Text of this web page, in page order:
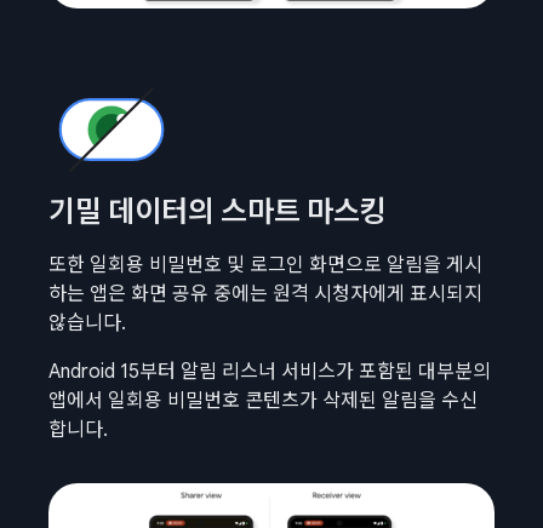
기밀 데이터의 스마트 마스킹
또한 일회용 비밀번호 및 로그인 화면으로 알림을 게시
하는 앱은 화면 공유 중에는 원격 시청자에게 표시되지
않습니다.
Android 15부터 알림 리스너 서비스가 포함된 대부분의
앱에서 일회용 비밀번호 콘텐츠가 삭제된 알림을 수신
합니다.